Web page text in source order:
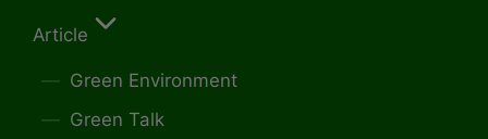
Article
Green Environment
Green Talk